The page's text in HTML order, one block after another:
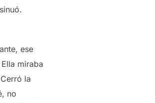
ese
miraba
la
no